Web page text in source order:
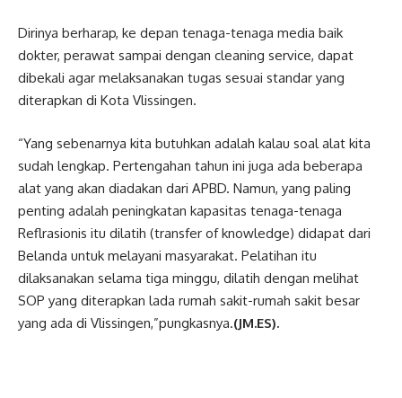
Dirinya berharap, ke depan tenaga-tenaga media baik
dokter, perawat sampai dengan cleaning service, dapat
dibekali agar melaksanakan tugas sesuai standar yang
diterapkan di Kota Vlissingen.
“Yang sebenarnya kita butuhkan adalah kalau soal alat kita
sudah lengkap. Pertengahan tahun ini juga ada beberapa
alat yang akan diadakan dari APBD. Namun, yang paling
penting adalah peningkatan kapasitas tenaga-tenaga
Reflrasionis itu dilatih (transfer of knowledge) didapat dari
Belanda untuk melayani masyarakat. Pelatihan itu
dilaksanakan selama tiga minggu, dilatih dengan melihat
SOP yang diterapkan lada rumah sakit-rumah sakit besar
yang ada di Vlissingen,”pungkasnya.(JM.ES).